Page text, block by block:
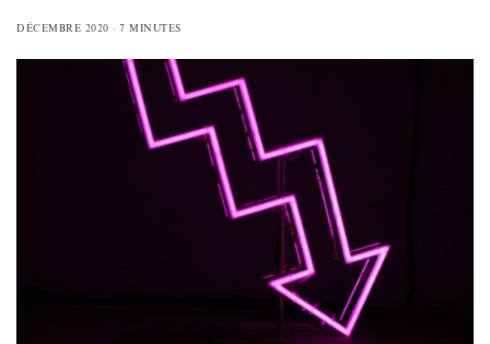
DÉCEMBRE 2020 7 MINUTES